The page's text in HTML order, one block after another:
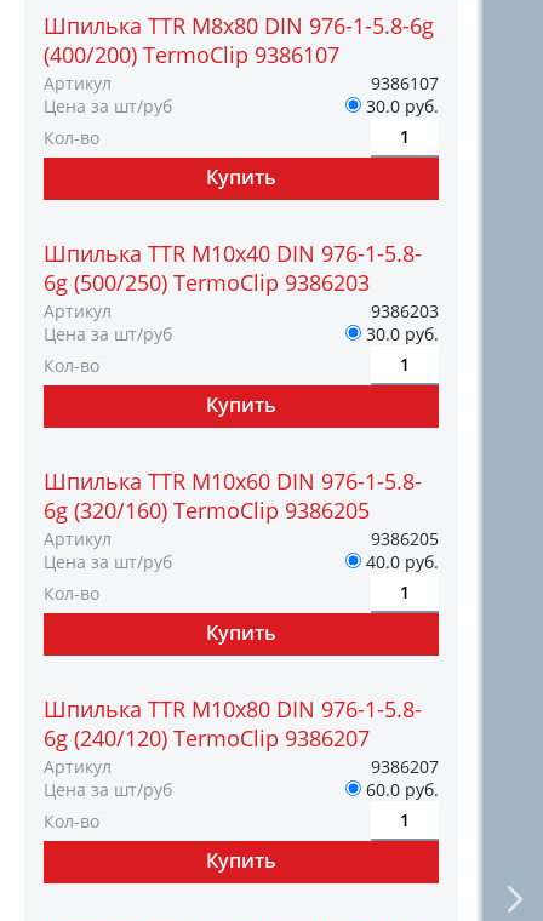
Шпилька TTR М8х80 DIN 976-1-5.8-6g
(400/200) TermoClip 9386107
Артикул
9386107
Цена за шт/руб
30.0 руб.
Кол-во
Шпилька TTR М10х40 DIN 976-1-5.8-
6g (500/250) TermoClip 9386203
Артикул
9386203
Цена за шт/руб
30.0 руб.
Кол-во
Шпилька TTR М10х60 DIN 976-1-5.8-
6g (320/160) TermoClip 9386205
Артикул
9386205
Цена за шт/руб
40.0 руб.
Кол-во
Шпилька TTR М10х80 DIN 976-1-5.8-
6g (240/120) TermoClip 9386207
Артикул
9386207
Цена за шт/руб
60.0 руб.
Кол-во